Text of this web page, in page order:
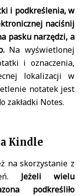
i podkreślenia, w
naciśnij
pasku narzędzi, a
Na wyświetlonej
i oznaczenia,
lokalizacji w
notatek jest
zakładki Notes.
Kindle
na skorzystanie z
Jeżeli wielu
podkreśliło